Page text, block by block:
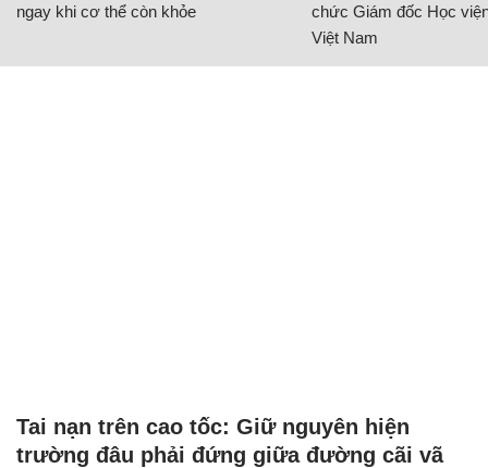
ngay khi cơ thể còn khỏe
chức Giám đốc Học
Việt Nam
Tai nạn trên cao tốc: Giữ nguyên hiện
trường đâu phải đứng giữa đường cãi vã